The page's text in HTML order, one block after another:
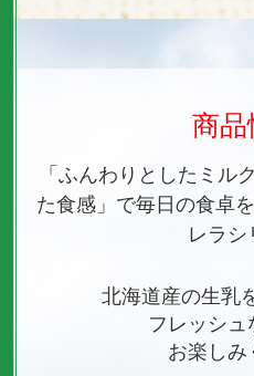
商品
「ふんわりとしたミル
た食感」で毎日の食卓
レラシ
北海道産の生乳
フレッシュ
お楽しみ